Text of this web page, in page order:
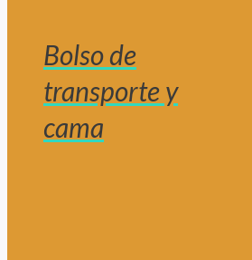
Bolso de
transporte y
cama